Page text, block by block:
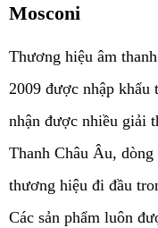
Mosconi
Thương hiệu âm
2009 được nhập
nhận được nhiều giải
Thanh Châu Âu,
thương hiệu đi đầu
Các sản phẩm luôn